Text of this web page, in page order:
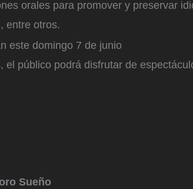
orales para promover y preservar
, entre otros.
este domingo 7 de junio
el público podrá disfrutar de
Sueño